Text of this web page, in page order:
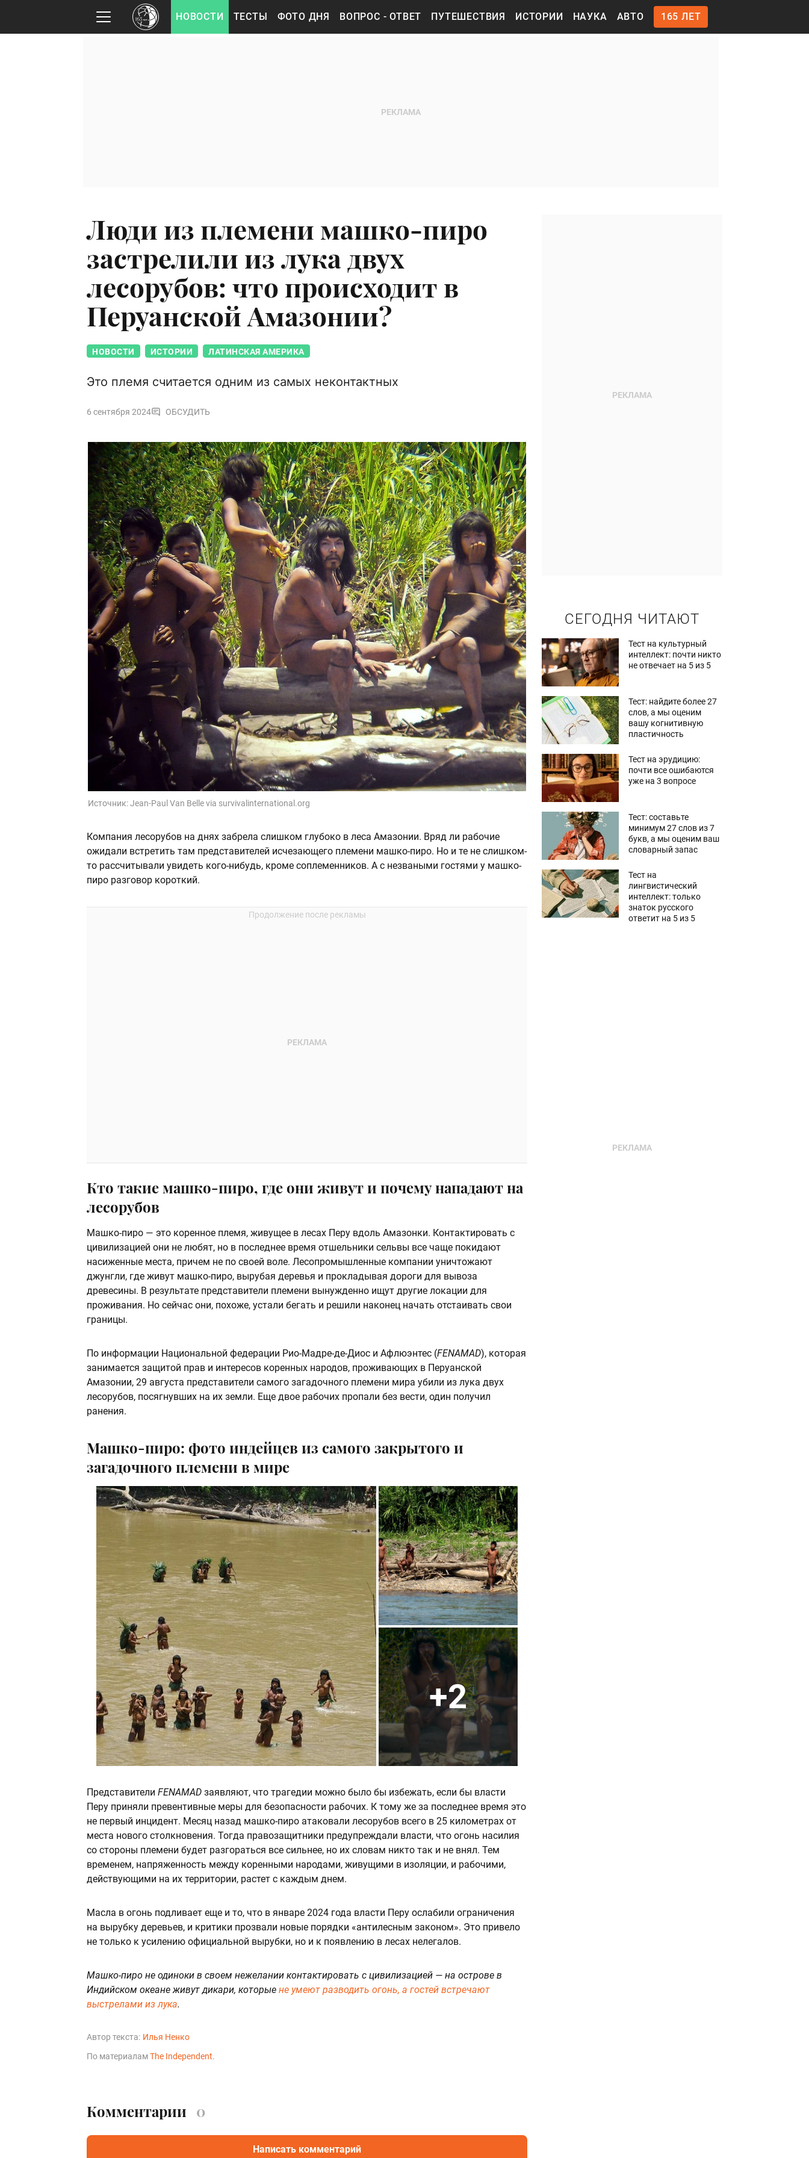
НОВОСТИ ТЕСТЫ ФОТО ДНЯ ВОПРОС - ОТВЕТ ПУТЕШЕСТВИЯ ИСТОРИИ НАУКА АВТО 165 ЛЕТ
Люди из племени машко-пиро
застрелили из лука двух
лесорубов: что происходит в
Перуанской Амазонии?
НОВОСТИ ИСТОРИИ ЛАТИНСКАЯ АМЕРИКА
Это племя считается одним из самых неконтактных
6 сентября 2024 ОБСУДИТЬ
Источник:Jean-Paul Van Belle via survivalinternational.org
Компания лесорубов на днях забрела слишком глубоко в леса Амазонии. Вряд ли рабочие
ожидали встретить там представителей исчезающего племени машко-пиро. Но и те не слишком-
то рассчитывали увидеть кого-нибудь, кроме соплеменников. А с незваными гостями у машко-
пиро разговор короткий.
Кто такие машко-пиро, где они живут и почему нападают на
лесорубов
Машко-пиро — это коренное племя, живущее в лесах Перу вдоль Амазонки. Контактировать с
цивилизацией они не любят, но в последнее время отшельники сельвы все чаще покидают
насиженные места, причем не по своей воле. Лесопромышленные компании уничтожают
джунгли, где живут машко-пиро, вырубая деревья и прокладывая дороги для вывоза
древесины. В результате представители племени вынужденно ищут другие локации для
проживания. Но сейчас они, похоже, устали бегать и решили наконец начать отстаивать свои
границы.
По информации Национальной федерации Рио-Мадре-де-Диос и Афлюэнтес (FENAMAD), которая
занимается защитой прав и интересов коренных народов, проживающих в Перуанской
Амазонии, 29 августа представители самого загадочного племени мира убили из лука двух
лесорубов, посягнувших на их земли. Еще двое рабочих пропали без вести, один получил
ранения.
Машко-пиро: фото индейцев из самого закрытого и
загадочного племени в мире
+2
Представители FENAMAD заявляют, что трагедии можно было бы избежать, если бы власти
Перу приняли превентивные меры для безопасности рабочих. К тому же за последнее время это
не первый инцидент. Месяц назад машко-пиро атаковали лесорубов всего в 25 километрах от
места нового столкновения. Тогда правозащитники предупреждали власти, что огонь насилия
со стороны племени будет разгораться все сильнее, но их словам никто так и не внял. Тем
временем, напряженность между коренными народами, живущими в изоляции, и рабочими,
действующими на их территории, растет с каждым днем.
Масла в огонь подливает еще и то, что в январе 2024 года власти Перу ослабили ограничения
на вырубку деревьев, и критики прозвали новые порядки «антилесным законом». Это привело
не только к усилению официальной вырубки, но и к появлению в лесах нелегалов.
Машко-пиро не одиноки в своем нежелании контактировать с цивилизацией — на острове в
Индийском океане живут дикари, которые не умеют разводить огонь, а гостей встречают
выстрелами из лука.
Автор текста: Илья Ненко
По материаламThe Independent.
СЕГОДНЯ ЧИТАЮТ
Тест на культурный
интеллект: почти никто
не отвечает на 5 из 5
Тест: найдите более 27
слов, а мы оценим
вашу когнитивную
пластичность
Тест на эрудицию:
почти все ошибаются
уже на 3 вопросе
Тест: составьте
минимум 27 слов из 7
букв, а мы оценим ваш
словарный запас
Тест на
лингвистический
интеллект: только
знаток русского
ответит на 5 из 5
Комментарии 0
Написать комментарий